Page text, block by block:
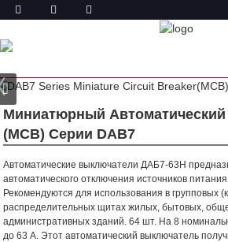
ТОВАР
МИНИАТЮРНЫЙ
Миниатюрный
(MCB) Серии DAB7
Автоматические выключатели ДАБ7-63Н
автоматического отключения источников
Рекомендуются для использования в групповых
распределительных щитах жилых, бытовых,
административных зданий. 64 шт. На 8
до 63 А. Этот автоматический выключатель